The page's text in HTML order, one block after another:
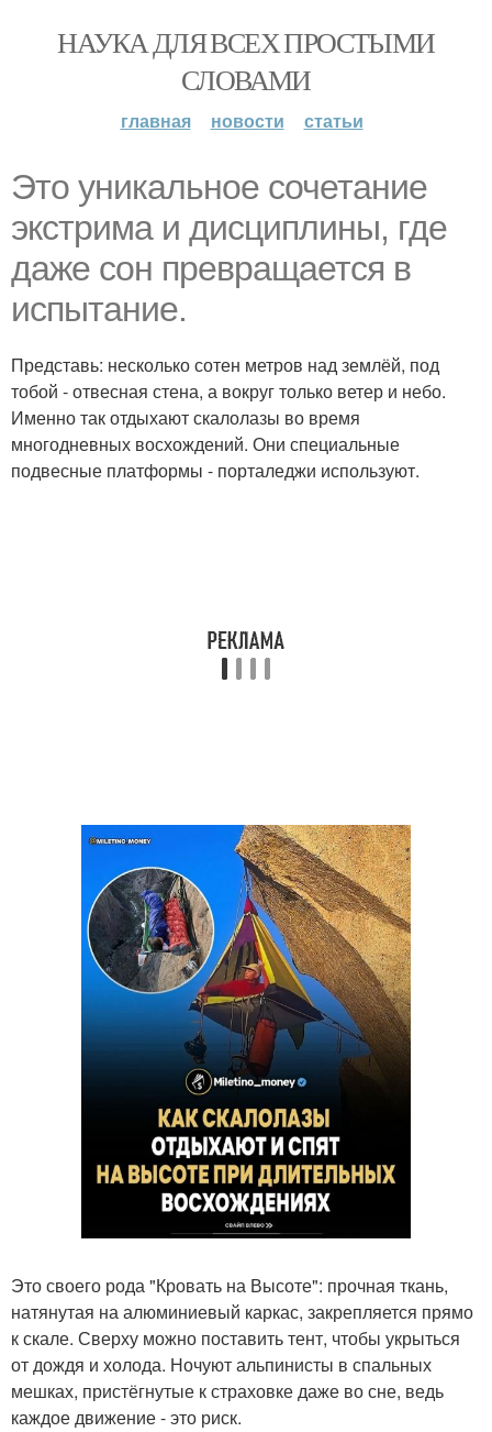
НАУКА ДЛЯ ВСЕХ ПРОСТЫМИ
СЛОВАМИ
главная новости статьи
Это уникальное сочетание
экстрима и дисциплины, где
даже сон превращается в
испытание.
Представь: несколько сотен метров над землёй, под
тобой - отвесная стена, а вокруг только ветер и небо.
Именно так отдыхают скалолазы во время
многодневных восхождений. Они специальные
подвесные платформы - порталеджи используют.
Это своего рода "Кровать на Высоте": прочная ткань,
натянутая на алюминиевый каркас, закрепляется прямо
к скале. Сверху можно поставить тент, чтобы укрыться
от дождя и холода. Ночуют альпинисты в спальных
мешках, пристёгнутые к страховке даже во сне, ведь
каждое движение - это риск.